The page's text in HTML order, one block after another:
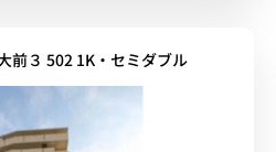
前３ 502 1K・セミダブル